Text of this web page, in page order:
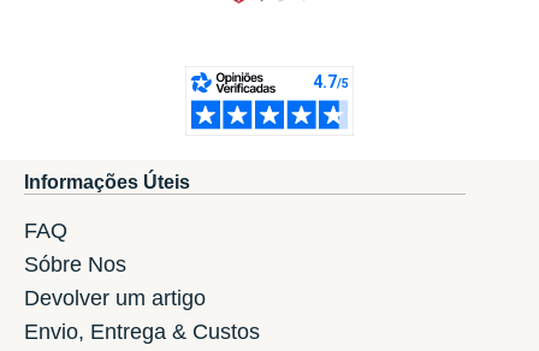
Informações Úteis
FAQ
Sóbre Nos
Devolver um artigo
Envio, Entrega & Custos